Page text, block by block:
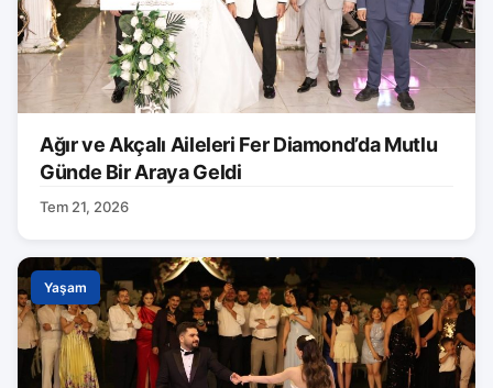
Ağır ve Akçalı Aileleri Fer Diamond’da Mutlu
Günde Bir Araya Geldi
Tem 21, 2026
Yaşam